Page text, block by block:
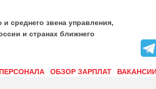
среднего звена управления,
и странах ближнего
ОБЗОР ЗАРПЛАТ